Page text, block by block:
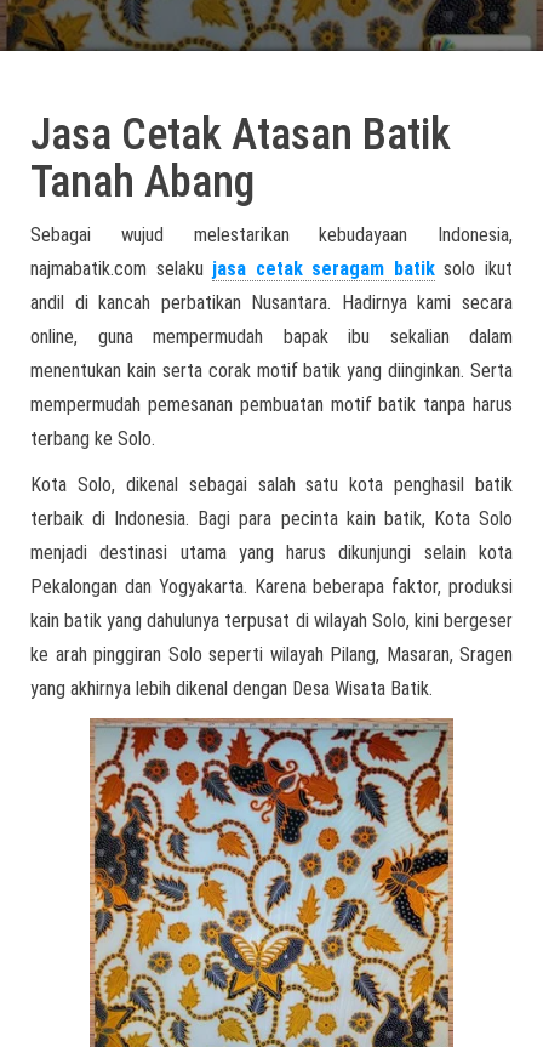
Jasa Cetak Atasan Batik
Tanah Abang
Sebagai wujud melestarikan kebudayaan Indonesia,
najmabatik.com selaku jasa cetak seragam batiksolo ikut
andil di kancah perbatikan Nusantara. Hadirnya kami secara
online, guna mempermudah bapak ibu sekalian dalam
menentukan kain serta corak motif batik yang diinginkan. Serta
mempermudah pemesanan pembuatan motif batik tanpa harus
terbang ke Solo.
Kota Solo, dikenal sebagai salah satu kota penghasil batik
terbaik di Indonesia. Bagi para pecinta kain batik, Kota Solo
menjadi destinasi utama yang harus dikunjungi selain kota
Pekalongan dan Yogyakarta. Karena beberapa faktor, produksi
kain batik yang dahulunya terpusat di wilayah Solo, kini bergeser
ke arah pinggiran Solo seperti wilayah Pilang, Masaran, Sragen
yang akhirnya lebih dikenal dengan Desa Wisata Batik.